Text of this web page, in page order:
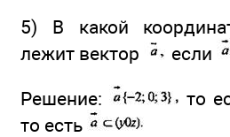
5) В какой
лежит вектор
если
Решение:
то
то есть